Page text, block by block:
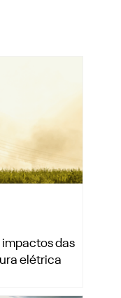
impactos das
elétrica